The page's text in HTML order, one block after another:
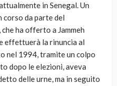
in Senegal. Un
da parte del
, che ha offerto a Jammeh
effettuerà la rinuncia al
nel 1994, tramite un colpo
dopo le elezioni, aveva
delle urne, ma in seguito